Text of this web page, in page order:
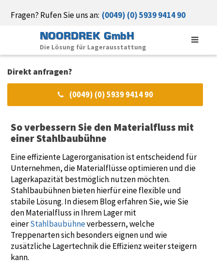
Fragen? Rufen Sie uns an: (0049) (0) 5939 9414 90
NOORDREK GmbH
Die Lösung für Lagerausstattung
So verbessern Sie den Materialfluss mit
einer Stahlbaubühne
Eine effiziente Lagerorganisation ist entscheidend für
Unternehmen, die Materialflüsse optimieren und die
Lagerkapazität bestmöglich nutzen möchten.
Stahlbaubühnen bieten hierfür eine flexible und
stabile Lösung. In diesem Blog erfahren Sie, wie Sie
den Materialfluss in Ihrem Lager mit
einerStahlbaubühneverbessern, welche
Treppenarten sich besonders eignen und wie
zusätzliche Lagertechnik die Effizienz weiter steigern
kann.
Direkt anfragen?
(0049) (0) 5939 9414 90